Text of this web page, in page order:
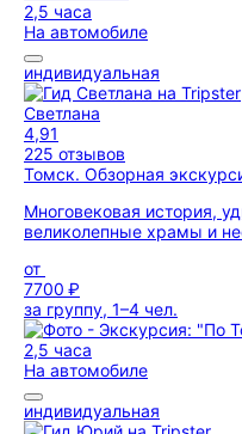
2,5 часа
На автомобиле
индивидуальная
Светлана
4,91
225 отзывов
Томск. Обзорная
Многовековая история,
великолепные храмы и
от
7700 ₽
за группу, 1–4 чел.
2,5 часа
На автомобиле
индивидуальная